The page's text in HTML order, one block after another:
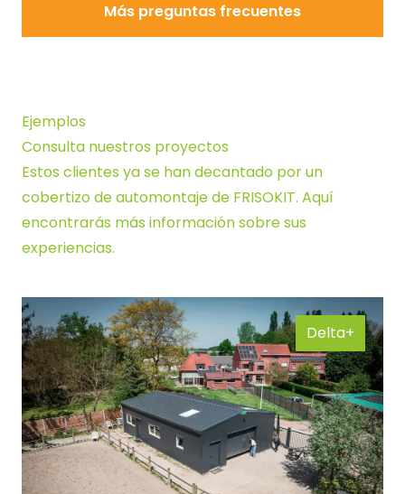
Más preguntas frecuentes
Más preguntas frecuentes
Ejemplos
Consulta nuestros proyectos
Estos clientes ya se han decantado por un
cobertizo de automontaje de FRISOKIT. Aquí
encontrarás más información sobre sus
experiencias.
Delta+